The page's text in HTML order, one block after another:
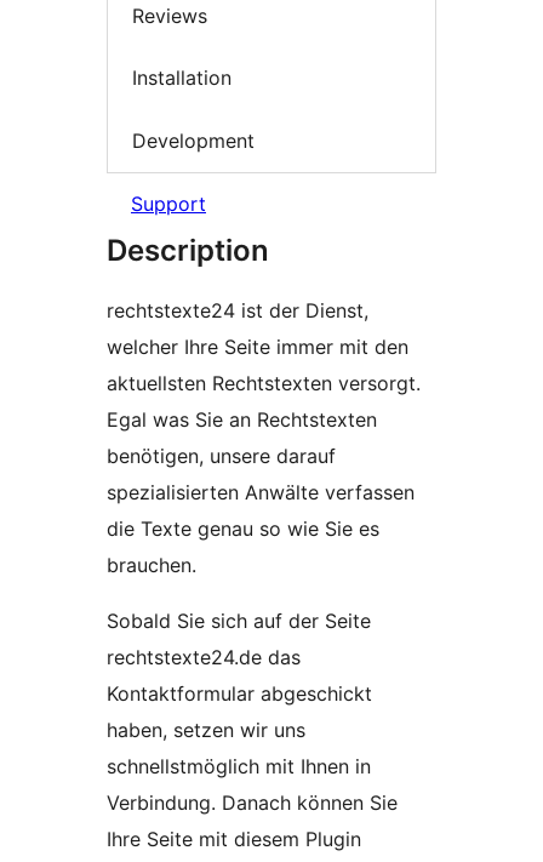
Reviews
Installation
Development
Support
Description
rechtstexte24 ist der Dienst,
welcher Ihre Seite immer mit den
aktuellsten Rechtstexten versorgt.
Egal was Sie an Rechtstexten
benötigen, unsere darauf
spezialisierten Anwälte verfassen
die Texte genau so wie Sie es
brauchen.
Sobald Sie sich auf der Seite
rechtstexte24.de das
Kontaktformular abgeschickt
haben, setzen wir uns
schnellstmöglich mit Ihnen in
Verbindung. Danach können Sie
Ihre Seite mit diesem Plugin